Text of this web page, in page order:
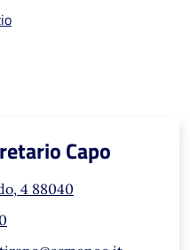
Capo
4 88040